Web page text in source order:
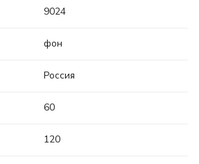
9024
фон
Россия
60
120